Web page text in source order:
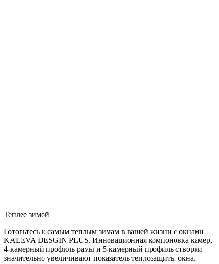
Теплее зимой
Готовьтесь к самым теплым зимам в вашей жизни с окнами
KALEVA DESGIN PLUS. Инновационная компоновка камер,
4-камерный профиль рамы и 5-камерный профиль створки
значительно увеличивают показатель теплозащиты окна.